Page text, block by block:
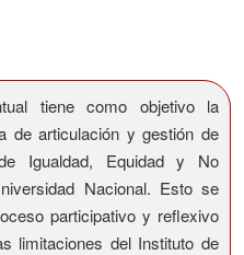
tiene como objetivo la
de articulación y gestión de
Igualdad, Equidad y No
Nacional. Esto se
participativo y reflexivo
limitaciones del Instituto de